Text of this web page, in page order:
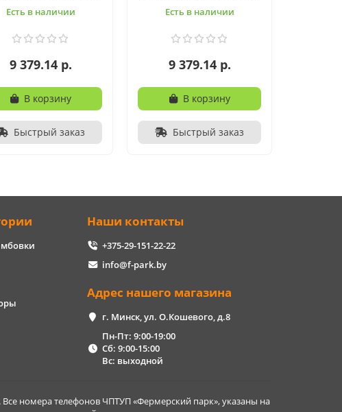
Есть в наличии
9 379.14 р.
В корзину
Быстрый заказ
Есть в наличии
9 379.14 р.
В корзину
Быстрый заказ
Наши контакты
+375-29-151-22-22
info@f-park.by
Адрес нашего магазина
г. Минск, ул. О.Кошевого, д.8
Пн-Пт: 9:00-19:00
Сб: 9:00-15:00
Вс: выходной
номера телефонов ЧПТУП «Фермерский парк», указаны на